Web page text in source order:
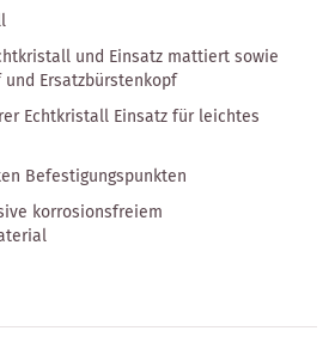
und Einsatz mattiert sowie
Ersatzbürstenkopf
Echtkristall Einsatz für leichtes
Befestigungspunkten
korrosionsfreiem